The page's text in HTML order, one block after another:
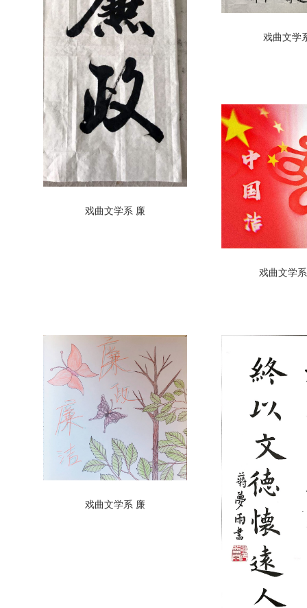
戏曲文学系 廉
戏曲文学
戏曲文学
戏曲文学系 廉